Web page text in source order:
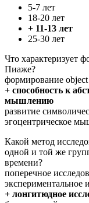
5-7 лет
18-20 лет
+ 11-13 лет
25-30 лет
Что характеризует
Пиаже?
формирование object
+ способность к
мышлению
развитие
эгоцентрическое
Какой метод
одной и той же
времени?
поперечное
экспериментальное
+ лонгитюдное